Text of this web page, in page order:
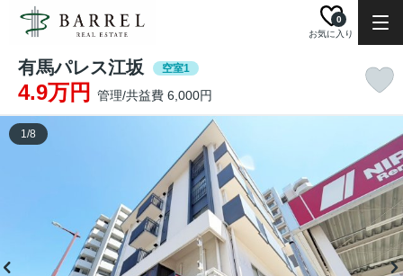
お気に入り
0
有馬パレス江坂 空室1
4.9万円 管理/共益費 6,000円
1/8